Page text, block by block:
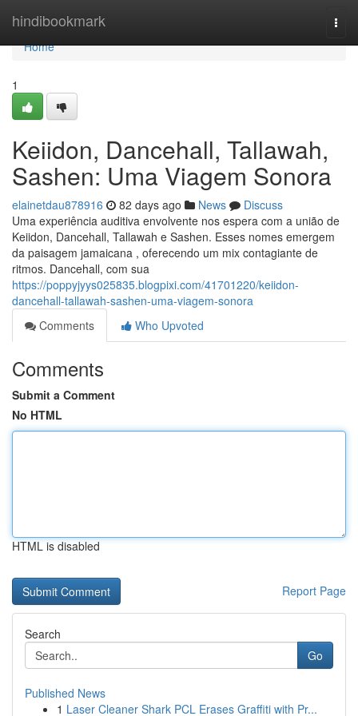
hindibookmark
Home
Home
1
Keiidon, Dancehall, Tallawah,
Sashen: Uma Viagem Sonora
elainetdau878916 82 days ago News
Discuss
Uma experiência auditiva envolvente nos espera com a união de
Keiidon, Dancehall, Tallawah e Sashen. Esses nomes emergem
da paisagem jamaicana , oferecendo um mix contagiante de
ritmos. Dancehall, com sua
https://poppyjyys025835.blogpixi.com/41701220/keiidon-
dancehall-tallawah-sashen-uma-viagem-sonora
Comments
Who Upvoted
Comments
Submit a Comment
No HTML
HTML is disabled
Report Page
Search
Go
Published News
1 Laser Cleaner Shark PCL Erases Graffiti with Pr...